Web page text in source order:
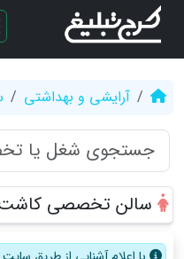
آرایشی و بهداشتی
سالن تخصصی کاشت